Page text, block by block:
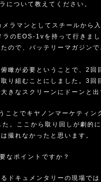
について教えてください。
ラマンとしてスチールから
のEOS-1vを持って行きま
ので、バッテリーマガジン
瞰が必要ということで、2
り組むことにしました。3
きなスクリーンにドーンと
ことでキヤノンマーケティ
。ここから取り回しが劇的
撮れなかったと思います。
なポイントですか？
るドキュメンタリーの現場で